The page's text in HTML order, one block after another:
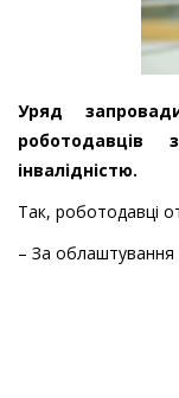
Уряд
інвалідністю.
Так, роботодавці
– За облаштування